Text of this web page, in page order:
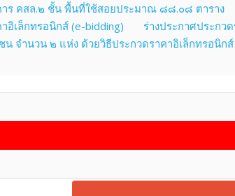
าร คสล.๒ ชั้น พื้นที่ใช้สอยประมาณ ๘๘.๐๘ ตาราง
อิเล็กทรอนิกส์ (e-bidding)
ร่างประกาศประกว
จำนวน ๒ แห่ง ด้วยวิธีประกวดราคาอิเล็กทรอนิกส์